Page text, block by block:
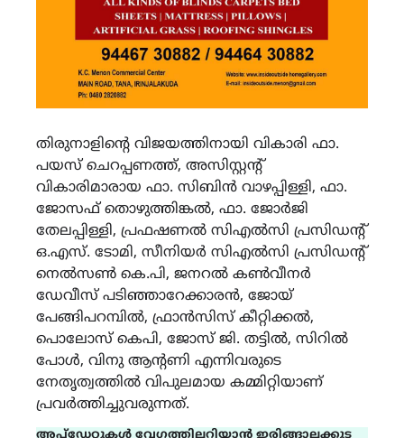
തിരുനാളിന്‍റെ വിജയത്തിനായി വികാരി ഫാ.
പയസ് ചെറപ്പണത്ത്, അസിസ്റ്റന്റ്
വികാരിമാരായ ഫാ. സിബിന്‍ വാഴപ്പിള്ളി, ഫാ.
ജോസഫ് തൊഴുത്തിങ്കല്‍, ഫാ. ജോര്‍ജി
തേലപ്പിള്ളി, പ്രഫഷണല്‍ സിഎല്‍സി പ്രസിഡന്റ്
ഒ.എസ്. ടോമി, സീനിയര്‍ സിഎല്‍സി പ്രസിഡന്റ്
നെല്‍സണ്‍ കെ.പി, ജനറല്‍ കണ്‍വീനര്‍
ഡേവീസ് പടിഞ്ഞാറേക്കാരന്‍, ജോയ്
പേങ്ങിപറമ്പില്‍, ഫ്രാന്‍സിസ് കീറ്റിക്കല്‍,
പൊലോസ് കെപി, ജോസ് ജി. തട്ടില്‍, സിറില്‍
പോള്‍, വിനു ആന്റണി എന്നിവരുടെ
നേതൃത്വത്തില്‍ വിപുലമായ കമ്മിറ്റിയാണ്
പ്രവര്‍ത്തിച്ചുവരുന്നത്.